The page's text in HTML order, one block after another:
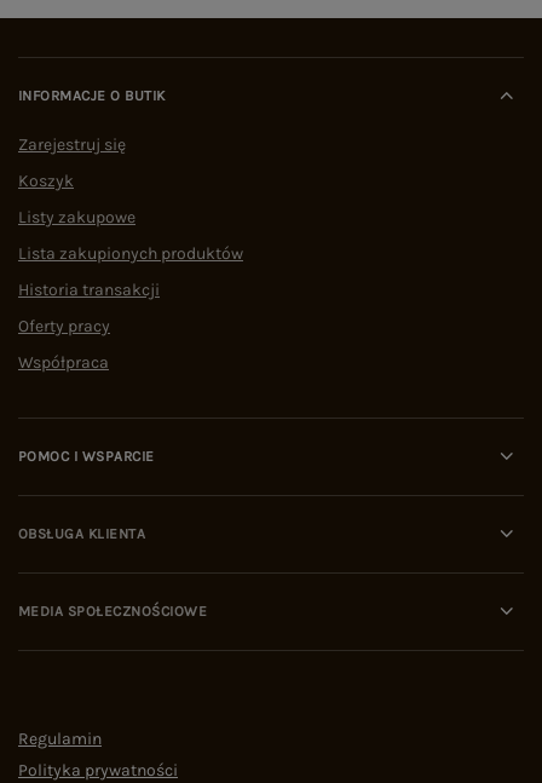
INFORMACJE O BUTIK
Zarejestruj się
Koszyk
Listy zakupowe
Lista zakupionych produktów
Historia transakcji
Oferty pracy
Współpraca
POMOC I WSPARCIE
OBSŁUGA KLIENTA
MEDIA SPOŁECZNOŚCIOWE
Regulamin
Polityka prywatności